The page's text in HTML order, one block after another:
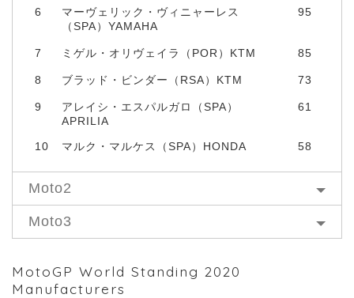
6
マーヴェリック・ヴィニャーレス
（SPA）YAMAHA
95
7 ミゲル・オリヴェイラ（POR）KTM 85
8 ブラッド・ビンダー（RSA）KTM 73
9
アレイシ・エスパルガロ（SPA）
APRILIA
61
10 マルク・マルケス（SPA）HONDA 58
Moto2
Moto3
MotoGP World Standing 2020
Manufacturers